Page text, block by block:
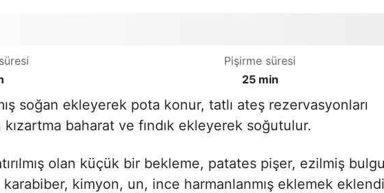
Pişirme süresi
25 min
soğan ekleyerek pota konur, tatlı ateş rezervasyonları
baharat ve fındık ekleyerek soğutulur.
olan küçük bir bekleme, patates pişer, ezilmiş
karabiber, kimyon, un, ince harmanlanmış eklemek eklendi